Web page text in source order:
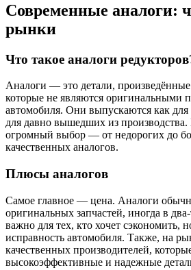
Современные аналоги:
рынки
Что такое аналоги
Аналоги — это детали,
которые не являются оригинальными
автомобиля. Они выпускаются как
для давно вышедших из
огромный выбор — от недорогих до
качественных аналогов.
Плюсы аналогов
Самое главное — цена. Аналоги
оригинальных запчастей, иногда в
важно для тех, кто хочет сэкономить,
исправность автомобиля. Также, на
качественных производителей,
высокоэффективные и надежные